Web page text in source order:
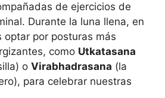
de ejercicios de
Durante la luna llena, en
optar por posturas más
como Utkatasana
o Virabhadrasana (la
para celebrar nuestras